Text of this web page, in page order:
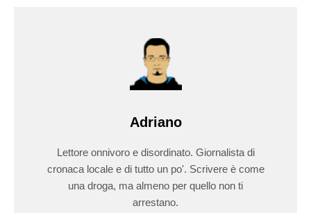
Adriano
Lettore onnivoro e disordinato. Giornalista di
cronaca locale e di tutto un po'. Scrivere è come
una droga, ma almeno per quello non ti
arrestano.